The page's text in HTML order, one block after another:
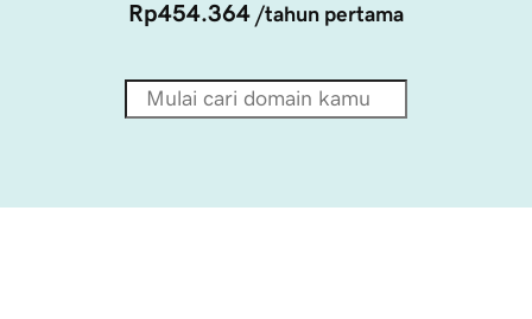
Rp454.364 /tahun pertama